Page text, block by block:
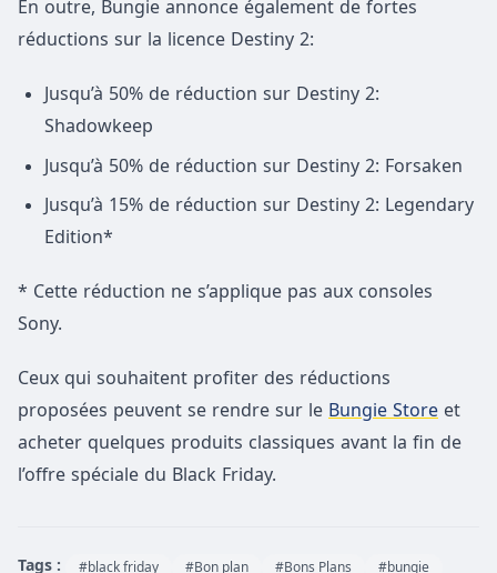
En outre, Bungie annonce également de fortes
réductions sur la licence Destiny 2:
Jusqu’à 50% de réduction sur Destiny 2:
Shadowkeep
Jusqu’à 50% de réduction sur Destiny 2: Forsaken
Jusqu’à 15% de réduction sur Destiny 2: Legendary
Edition*
* Cette réduction ne s’applique pas aux consoles
Sony.
Ceux qui souhaitent profiter des réductions
proposées peuvent se rendre sur le Bungie Store et
acheter quelques produits classiques avant la fin de
l’offre spéciale du Black Friday.
Tags : #black friday #Bon plan #Bons Plans
#bungie